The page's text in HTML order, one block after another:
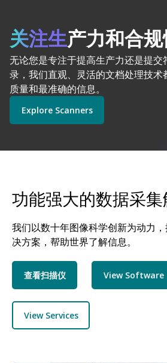
关注生产力和合
无论您是专注于提高生产力还是提交
录，我们直观、灵活的文档处理技术
质量和最准确的信息。
Explore Scanners
由人工智能驱动的
Get Started
柯达 Alaris 意义非凡
Explore Software Explore
Explore Services
功能强大的数据采
我们以数十年图像科学创新为动力
决方案，帮助世界了解信息。
查看扫描仪 View Software
View Services